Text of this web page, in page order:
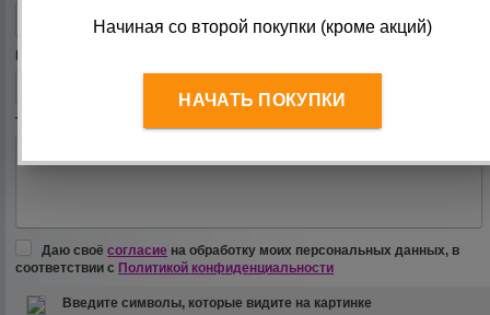
Ваш E-mail
Текст комментария (*)
Даю своёсогласие на обработку моих персональных данных, в
соответствии с Политикой конфиденциальности
Введите символы, которые видите на картинке
Начиная со второй покупки (кроме акций)
НАЧАТЬ ПОКУПКИ